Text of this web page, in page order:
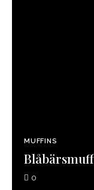
MUFFINS
0